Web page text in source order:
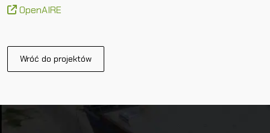
OpenAIRE
Wróć do projektów